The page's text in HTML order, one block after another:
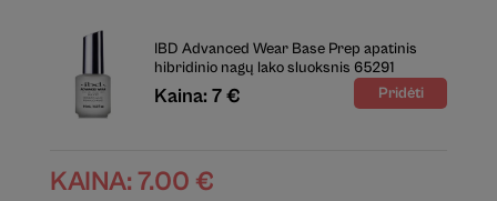
IBD Advanced Wear Base Prep apatinis
hibridinio nagų lako sluoksnis 65291
Kaina: 7 €
KAINA: 7.00 €